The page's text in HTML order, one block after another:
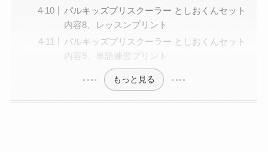
パルキッズプリスクーラー としおくんセット
内容8、レッスンプリント
パルキッズプリスクーラー としおくんセット
内容9、単語練習プリント
もっと見る